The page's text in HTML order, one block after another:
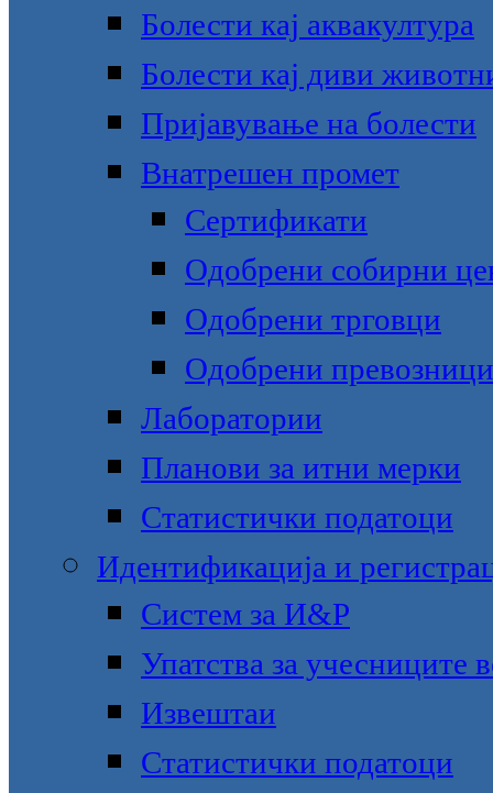
Болести кај аквакултура
Болести кај диви
Пријавување на болести
Внатрешен промет
Сертификати
Одобрени собирни
Одобрени трговци
Одобрени превозници
Лаборатории
Планови за итни мерки
Статистички податоци
Идентификација и
Систем за И&Р
Упатства за учесниците
Извештаи
Статистички податоци